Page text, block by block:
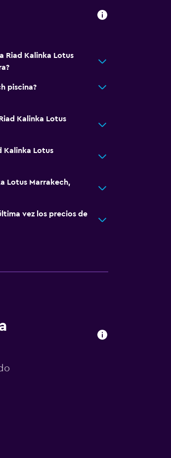
Riad Kalinka Lotus
piscina?
Kalinka Lotus
Kalinka Lotus
Lotus Marrakech,
vez los precios de